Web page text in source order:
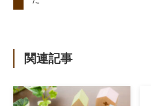
関連記事